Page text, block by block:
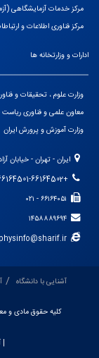
مرکز خدمات آزمایشگاهی
مرکز فناوری اطلاعات و ارتباطات
ادارات و وزارتخانه ها
وزارت علوم ، تحقیقات و فناوری
معاون علمی و فناوری ریاست
وزارت آموزش و پرورش ایران
ایران - تهران - خیابان
+98-021-66164501-66164502
۶۶۱۶۴۰۵۱ - ۰۲۱
۱۴۵۸۸۸۹۶۹۴
physinfo@sharif.ir
آشنایی با دانشگاه
کلیه حقوق مادی و
|